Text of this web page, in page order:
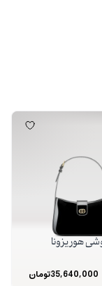
هوریزونا
35,640,000تومان